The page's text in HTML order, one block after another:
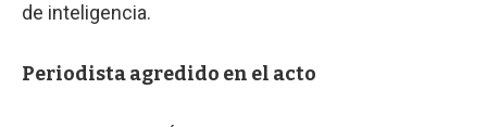
de inteligencia.
Periodista agredido en el acto